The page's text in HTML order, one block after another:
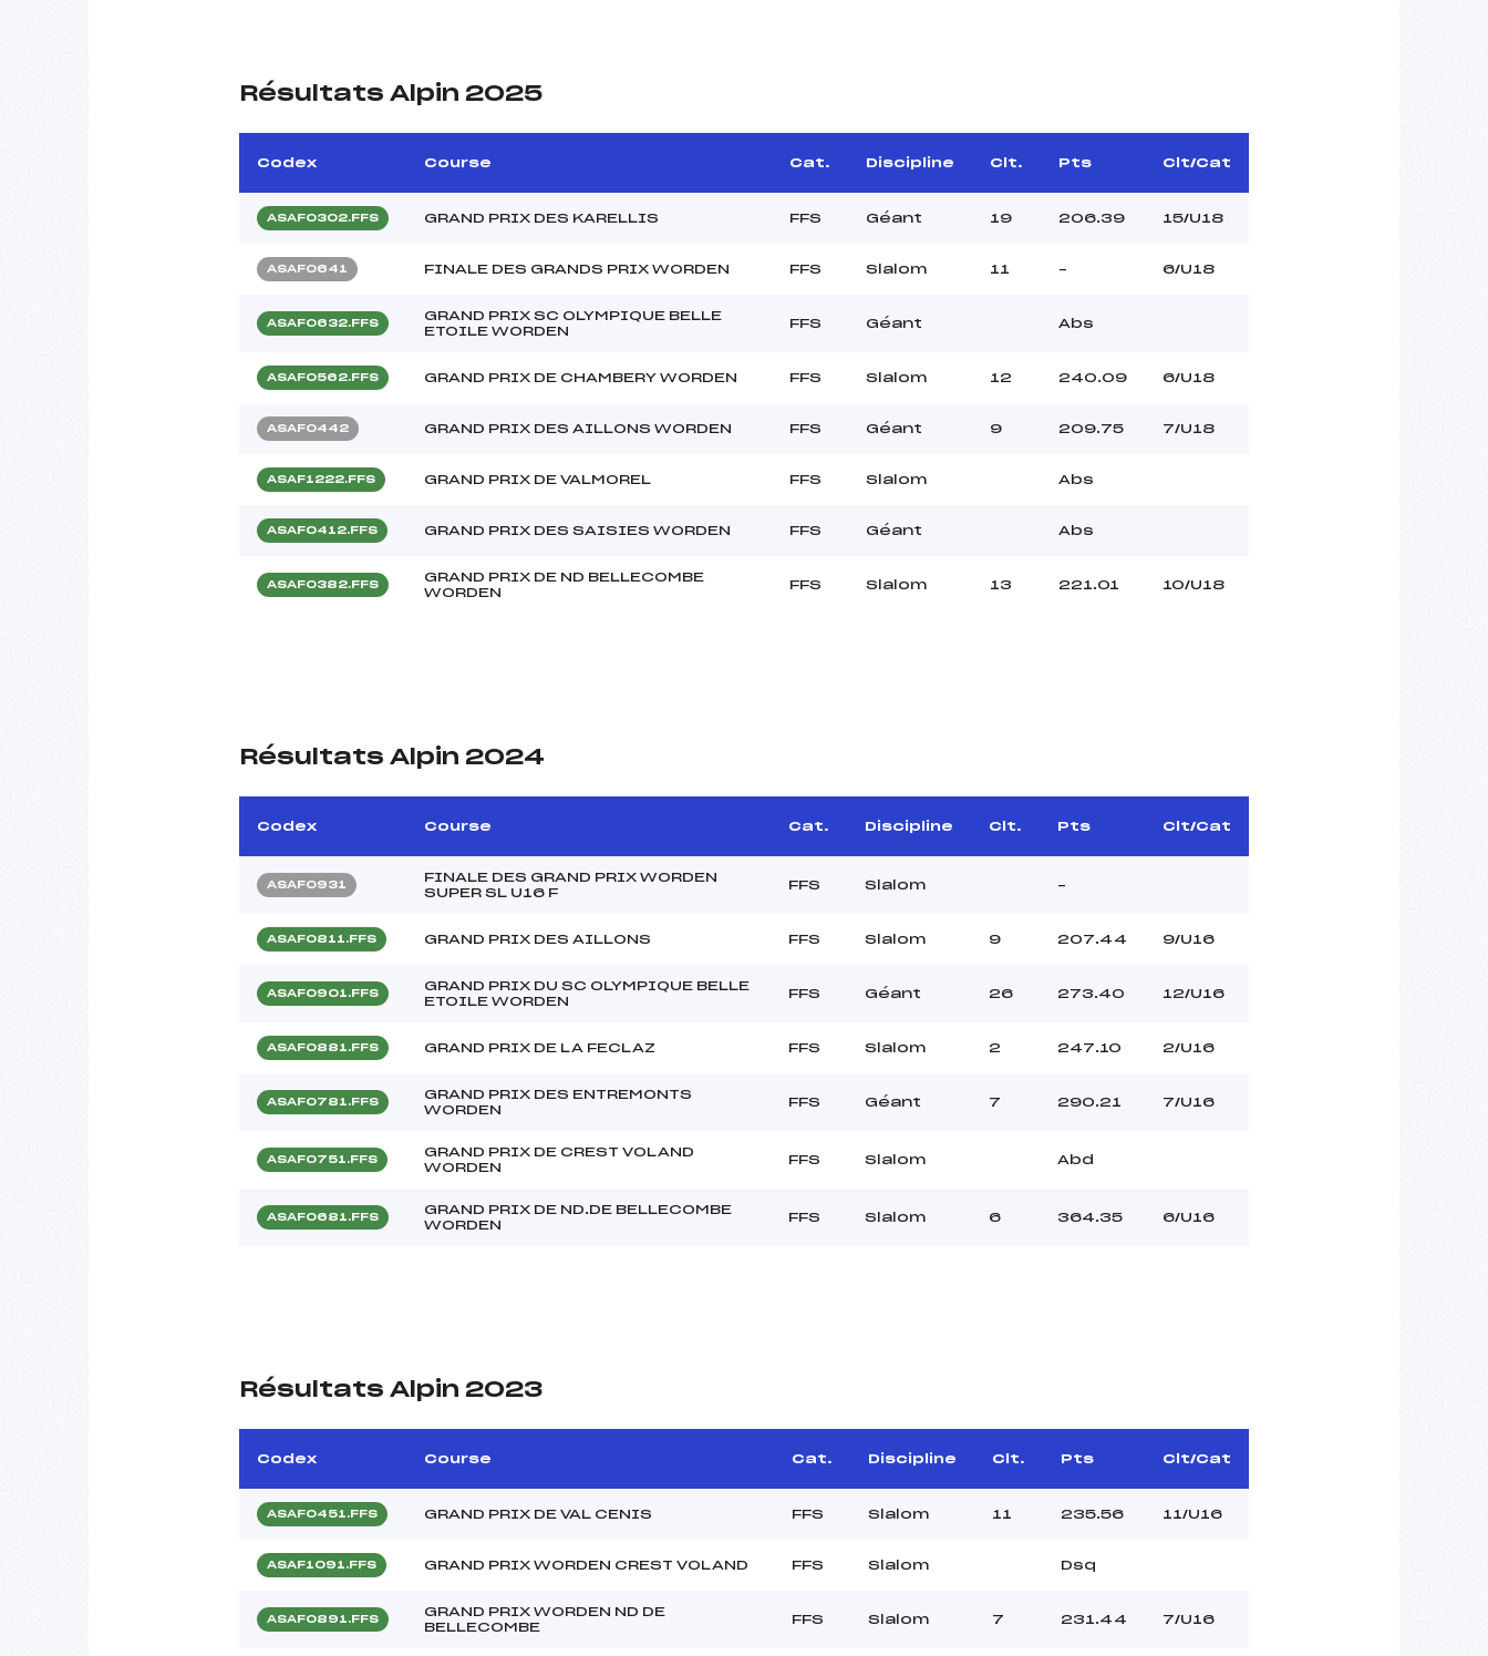
Résultats Alpin 2025
Codex Course Cat. Discipline Clt. Pts Clt/Cat
ASAF0302.FFS GRAND PRIX DES KARELLIS FFS Géant 19 206.39 15/U18
ASAF0641 FINALE DES GRANDS PRIX WORDEN FFS Slalom 11 – 6/U18
ASAF0632.FFS
GRAND PRIX SC OLYMPIQUE BELLE
ETOILE WORDEN
FFS Géant Abs
ASAF0562.FFS GRAND PRIX DE CHAMBERY WORDEN FFS Slalom 12 240.09 6/U18
ASAF0442 GRAND PRIX DES AILLONS WORDEN FFS Géant 9 209.75 7/U18
ASAF1222.FFS GRAND PRIX DE VALMOREL FFS Slalom Abs
ASAF0412.FFS GRAND PRIX DES SAISIES WORDEN FFS Géant Abs
ASAF0382.FFS
GRAND PRIX DE ND BELLECOMBE
WORDEN
FFS Slalom 13 221.01 10/U18
Résultats Alpin 2024
Codex Course Cat. Discipline Clt. Pts Clt/Cat
ASAF0931
FINALE DES GRAND PRIX WORDEN
SUPER SL U16 F
FFS Slalom –
ASAF0811.FFS GRAND PRIX DES AILLONS FFS Slalom 9 207.44 9/U16
ASAF0901.FFS
GRAND PRIX DU SC OLYMPIQUE BELLE
ETOILE WORDEN
FFS Géant 26 273.40 12/U16
ASAF0881.FFS GRAND PRIX DE LA FECLAZ FFS Slalom 2 247.10 2/U16
ASAF0781.FFS
GRAND PRIX DES ENTREMONTS
WORDEN
FFS Géant 7 290.21 7/U16
ASAF0751.FFS
GRAND PRIX DE CREST VOLAND
WORDEN
FFS Slalom Abd
ASAF0681.FFS
GRAND PRIX DE ND.DE BELLECOMBE
WORDEN
FFS Slalom 6 364.35 6/U16
Résultats Alpin 2023
Codex Course Cat. Discipline Clt. Pts Clt/Cat
ASAF0451.FFS GRAND PRIX DE VAL CENIS FFS Slalom 11 235.56 11/U16
ASAF1091.FFS GRAND PRIX WORDEN CREST VOLAND FFS Slalom Dsq
ASAF0891.FFS
GRAND PRIX WORDEN ND DE
BELLECOMBE
FFS Slalom 7 231.44 7/U16